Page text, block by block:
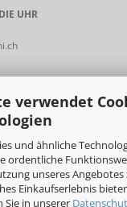
verwendet
und ähnliche
ordentliche
unseres
Einkaufserlebnis
in unserer
UHR
sinni.ch
sinni_ch